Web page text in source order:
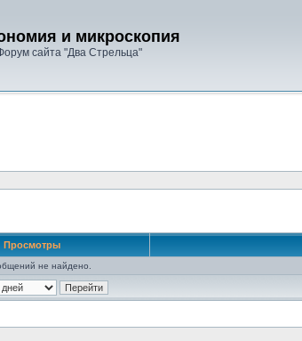
и микроскопия
сайта "Два Стрельца"
Просмотры
не найдено.